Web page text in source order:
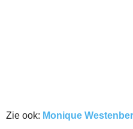
Zie ook: Monique